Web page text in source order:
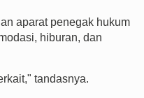
aparat penegak hukum
hiburan, dan
tandasnya.